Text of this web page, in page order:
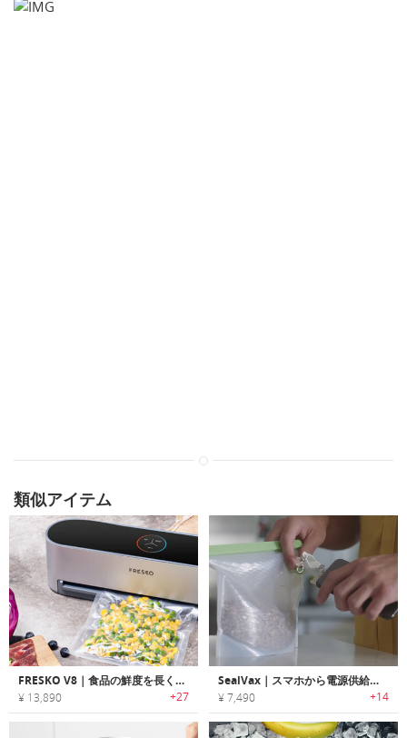
類似アイテム
FRESKO V8｜食品の鮮度を長く保つハンズフリーバキュームシーラー「フレスコV8」
¥ 13,890 +27
SealVax｜スマホから電源供給するハンドヘルド真空密閉デバイス「シールヴァックス」
¥ 7,490 +14